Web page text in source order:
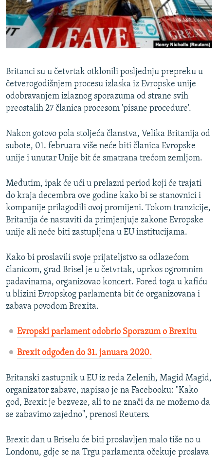
ISPRIČAJ MI
DNEVNO@RSE
SPECIJALI RSE
GENOCID U SREBRENICI
POPLAVE I KLIZIŠTA U BIH 2024.
POST SCRIPTUM
MOJA EVROPA
SVE KARTE DEJTONA
NASTANAK I RASPAD JUGOSLAVIJE
PRATITE NAS
Sve RFE/RL stranice
Britanci su u četvrtak otklonili posljednju prepreku u
četverogodišnjem procesu izlaska iz Evropske unije
odobravanjem izlaznog sporazuma od strane svih
preostalih 27 članica procesom 'pisane procedure'.
Nakon gotovo pola stoljeća članstva, Velika Britanija od
subote, 01. februara više neće biti članica Evropske
unije i unutar Unije bit će smatrana trećom zemljom.
Međutim, ipak će ući u prelazni period koji će trajati
do kraja decembra ove godine kako bi se stanovnici i
kompanije prilagodili ovoj promijeni. Tokom tranzicije,
Britanija će nastaviti da primjenjuje zakone Evropske
unije ali neće biti zastupljena u EU institucijama.
Kako bi proslavili svoje prijateljstvo sa odlazećom
članicom, grad Brisel je u četvrtak, uprkos ogromnim
padavinama, organizovao koncert. Pored toga u kafiću
u blizini Evropskog parlamenta bit će organizovana i
zabava povodom Brexita.
Evropski parlament odobrio Sporazum o Brexitu
Brexit odgođen do 31. januara 2020.
Britanski zastupnik u EU iz reda Zelenih, Magid Magid,
organizator zabave, napisao je na Facebooku: "Kako
god, Brexit je bezveze, ali to ne znači da ne možemo da
se zabavimo zajedno", prenosi Reuters.
Brexit dan u Briselu će biti proslavljen malo tiše no u
Londonu, gdje se na Trgu parlamenta očekuje proslava